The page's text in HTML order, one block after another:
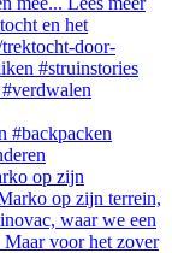
op zijn